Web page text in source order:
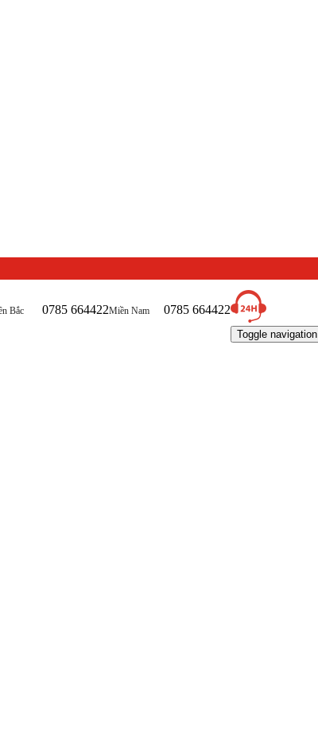
Bắc 0785 664422Miền Nam 0785 664422
Toggle navigation